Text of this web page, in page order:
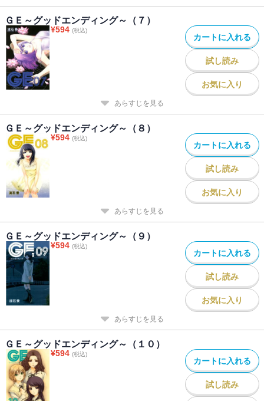
ＧＥ～グッドエンディング～（７）
¥594 (税込)
カートに入れる
試し読み
お気に入り
あらすじを見る
ＧＥ～グッドエンディング～（８）
¥594 (税込)
カートに入れる
試し読み
お気に入り
あらすじを見る
ＧＥ～グッドエンディング～（９）
¥594 (税込)
カートに入れる
試し読み
お気に入り
あらすじを見る
ＧＥ～グッドエンディング～（１０）
¥594 (税込)
カートに入れる
試し読み